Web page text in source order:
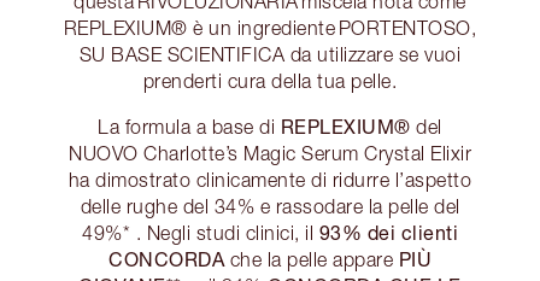
REPLEXIUM® è un ingrediente PORTENTOSO,
SU BASE SCIENTIFICA da utilizzare se vuoi
prenderti cura della tua pelle.
La formula a base di REPLEXIUM® del
NUOVO Charlotte’s Magic Serum Crystal Elixir
ha dimostrato clinicamente di ridurre l’aspetto
delle rughe del 34% e rassodare la pelle del
49%* . Negli studi clinici, il 93% dei clienti
CONCORDA che la pelle appare PIÙ